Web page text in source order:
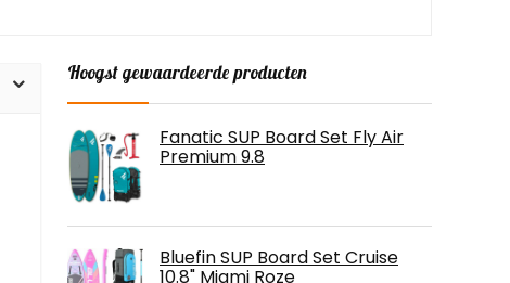
Hoogst gewaardeerde producten
Fanatic SUP Board Set Fly Air
Premium 9.8
Bluefin SUP Board Set Cruise
10.8" Miami Roze